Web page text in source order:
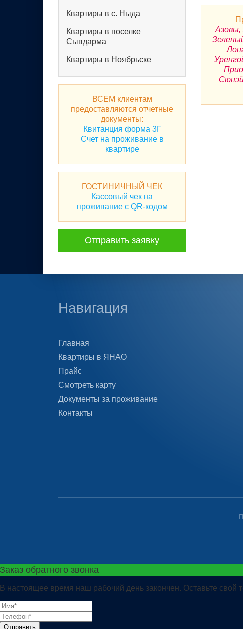
Азовы,
Квартиры в с. Ныда
Квартиры в поселке
Сывдарма
Квартиры в Ноябрьске
ВСЕМ клиентам
предоставляются отчетные
документы:
Квитанция форма 3Г
Счет на проживание в
квартире
ГОСТИНИЧНЫЙ ЧЕК
Кассовый чек на
проживание с QR-кодом
Отправить заявку
Навигация
Главная
Квартиры в ЯНАО
Прайс
Смотреть карту
Документы за проживание
Контакты
Заказ обратного звонка
В настоящее время наш рабочий день закончен. Оставьте
Отправить